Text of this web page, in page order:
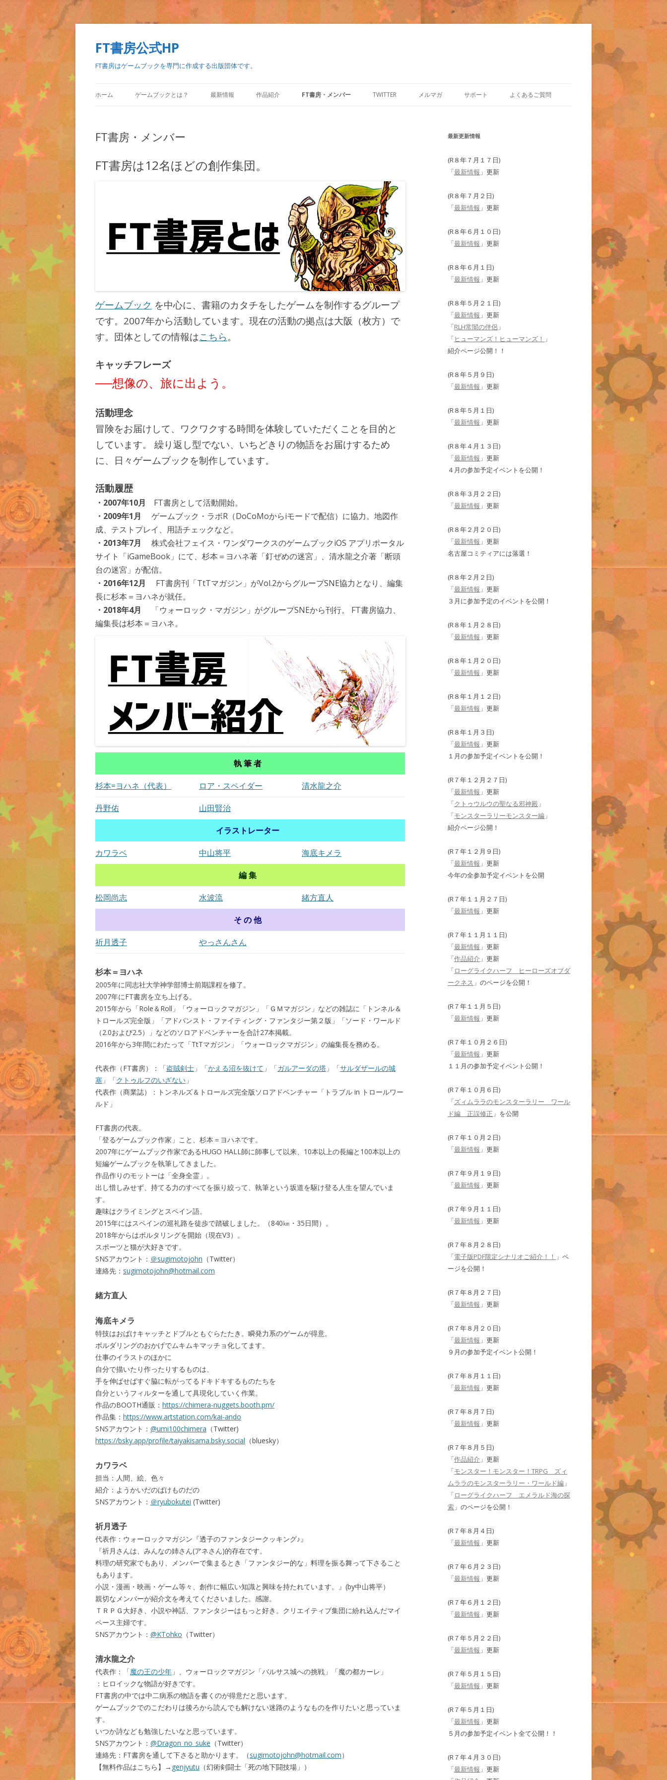
FT書房公式HP
FT書房はゲームブックを専門に作成する出版団体です。
ン
テ
ホーム ゲームブックとは？ 最新情報 作品紹介 FT書房・メンバー TWITTER メルマガ サポート よくあるご質問
FT書房・メンバー
FT書房は12名ほどの創作集団。
ゲームブック を中心に、書籍のカタチをしたゲームを制作するグループ
です。2007年から活動しています。現在の活動の拠点は大阪（枚方）で
す。団体としての情報はこちら 。
キャッチフレーズ
──想像の、旅に出よう。
活動理念
冒険をお届けして、ワクワクする時間を体験していただくことを目的と
しています。 繰り返し型でない、いちどきりの物語をお届けするため
に、日々ゲームブックを制作しています。
活動履歴
・2007年10月
FT書房として活動開始。
・2009年1月
ゲームブック・ラボR（DoCoMoからiモードで配信）に協力。 地図作
成、テストプレイ、用語チェックなど。
・2013年7月
株式会社フェイス・ワンダワークスのゲームブックiOS アプリポータル
サイト「iGameBook」にて、杉本＝ヨハネ著「釘ぜめの迷宮」、清水龍之介著「断頭
台の迷宮」が配信。
・2016年12月
FT書房刊「TtTマガジン」がVol.2からグループSNE協力となり、編集
長に杉本＝ヨハネが就任。
・2018年4月
「ウォーロック・マガジン」がグループSNEから刊行。 FT書房協力、
編集長は杉本＝ヨハネ。
執 筆 者
杉本=ヨハネ（代表） ロア・スペイダー 清水龍之介
丹野佑 山田賢治
イラストレーター
カワラベ 中山将平 海底キメラ
編 集
松岡尚志 水波流 緒方直人
そ の 他
祈月透子 やっさんさん
杉本＝ヨハネ
2005年に同志社大学神学部博士前期課程を修了。
2007年にFT書房を立ち上げる。
2015年から「Role＆Roll」「ウォーロックマガジン」「ＧＭマガジン」などの雑誌に「トンネル＆
トロールズ完全版」「アドバンスト・ファイティング・ファンタジー第２版」「ソード・ワールド
（2.0および2.5）」などのソロアドベンチャーを合計27本掲載。
2016年から3年間にわたって「TtTマガジン」「ウォーロックマガジン」の編集長を務める。
代表作（FT書房）：「盗賊剣士 」「かえる沼を抜けて 」「ガルアーダの塔 」「サルダザールの城
塞 」「クトゥルフのいざない 」
代表作（商業誌）：トンネルズ＆トロールズ完全版ソロアドベンチャー「トラブル in トロールワー
ルド」
FT書房の代表。
「登るゲームブック作家」こと、杉本＝ヨハネです。
2007年にゲームブック作家であるHUGO HALL師に師事して以来、10本以上の長編と100本以上の
短編ゲームブックを執筆してきました。
作品作りのモットーは「全身全霊」。
出し惜しみせず、持てる力のすべてを振り絞って、執筆という坂道を駆け登る人生を望んでいま
す。
趣味はクライミングとスペイン語。
2015年にはスペインの巡礼路を徒歩で踏破しました。（840㎞・35日間）。
2018年からはボルタリングを開始（現在V3）。
スポーツと猫が大好きです。
SNSアカウント： ＠sugimotojohn （Twitter）
連絡先： sugimotojohn@hotmail.com
緒方直人
海底キメラ
特技はおばけキャッチとドブルともぐらたたき。瞬発力系のゲームが得意。
ボルダリングのおかげでムキムキマッチョ化してます。
仕事のイラストのほかに
自分で描いたり作ったりするものは、
手を伸ばせばすぐ脇に転がってるドキドキするものたちを
自分というフィルターを通して具現化していく作業。
作品のBOOTH通販： https://chimera-nuggets.booth.pm/
作品集： https://www.artstation.com/kai-ando
SNSアカウント： @umi100chimera （Twitter)
https://bsky.app/profile/taiyakisama.bsky.social （bluesky）
カワラベ
担当：人間、絵、色々
紹介：ようかいだのばけものだの
SNSアカウント： ＠ryubokutei (Twitter)
祈月透子
代表作：ウォーロックマガジン『透子のファンタジークッキング♪』
『祈月さんは、みんなの姉さん(アネさん)的存在です。
料理の研究家でもあり、メンバーで集まるとき「ファンタジー的な」料理を振る舞って下さること
もあります。
小説・漫画・映画・ゲーム等々、創作に幅広い知識と興味を持たれています。』(by中山将平）
親切なメンバーが紹介文を考えてくださいました。感謝。
ＴＲＰＧ大好き、小説や神話、ファンタジーはもっと好き。クリエイティブ集団に紛れ込んだマイ
ペース主婦です。
SNSアカウント： @KTohko （Twitter）
清水龍之介
代表作：「魔の王の少年 」、ウォーロックマガジン「バルサス城への挑戦」「魔の都カーレ」
：ヒロイックな物語が好きです。
FT書房の中では中二病系の物語を書くのが得意だと思います。
ゲームブックでのこだわりは後ろから読んでも解けない迷路のようなものを作りたいと思っていま
す。
いつか詩なども勉強したいなと思っています。
SNSアカウント： @Dragon_no_suke （Twitter）
連絡先：FT書房を通して下さると助かります。（sugimotojohn@hotmail.com）
【無料作品はこちら】→ genjyutu （幻術剣闘士「死の地下闘技場」）
最新更新情報
(R８年７月１７日)
「最新情報 」更新
(R８年７月２日)
「最新情報 」更新
(R８年６月１０日)
「最新情報 」更新
(R８年６月１日)
「最新情報 」更新
(R８年５月２１日)
「最新情報 」更新
「RLH常闇の伴侶 」
「ヒューマンズ！ヒューマンズ！ 」
紹介ページ公開！！
(R８年５月９日)
「最新情報 」更新
(R８年５月１日)
「最新情報 」更新
(R８年４月１３日)
「最新情報 」更新
４月の参加予定イベントを公開！
(R８年３月２２日)
「最新情報 」更新
(R８年２月２０日)
「最新情報 」更新
名古屋コミティアには落選！
(R８年２月２日)
「最新情報 」更新
３月に参加予定のイベントを公開！
(R８年１月２８日)
「最新情報 」更新
(R８年１月２０日)
「最新情報 」更新
(R８年１月１２日)
「最新情報 」更新
(R８年１月３日)
「最新情報 」更新
１月の参加予定イベントを公開！
(R７年１２月２７日)
「最新情報 」更新
「クトゥウルウの聖なる邪神殿 」
「モンスターラリーモンスター編 」
紹介ページ公開！
(R７年１２月９日)
「最新情報 」更新
今年の全参加予定イベントを公開
(R７年１１月２７日)
「最新情報 」更新
(R７年１１月１１日)
「最新情報 」更新
「作品紹介 」更新
「ローグライクハーフ ヒーローズオブダ
ークネス 」のページを公開！
(R７年１１月５日)
「最新情報 」更新
(R７年１０月２６日)
「最新情報 」更新
１１月の参加予定イベント公開！
(R７年１０月６日)
「ズィムララのモンスターラリー ワール
ド編 正誤修正 」を公開
(R７年１０月２日)
「最新情報 」更新
(R７年９月１９日)
「最新情報 」更新
(R７年９月１１日)
「最新情報 」更新
(R７年８月２８日)
「電子版PDF限定シナリオご紹介！！ 」ペ
ージを公開！
(R７年８月２７日)
「最新情報 」更新
(R７年８月２０日)
「最新情報 」更新
９月の参加予定イベント公開！
(R７年８月１１日)
「最新情報 」更新
(R７年８月７日)
「最新情報 」更新
(R７年８月５日)
「作品紹介 」更新
「モンスター！モンスター！TRPG ズィ
ムララのモンスターラリー・ワールド編 」
「ローグライクハーフ エメラルド海の探
索 」のページを公開！
(R７年８月４日)
「最新情報 」更新
(R７年６月２３日)
「最新情報 」更新
(R７年６月１２日)
「最新情報 」更新
(R７年５月２２日)
「最新情報 」更新
(R７年５月１５日)
「最新情報 」更新
(R７年５月１日)
「最新情報 」更新
５月の参加予定イベント全て公開！！
(R７年４月３０日)
「最新情報 」更新